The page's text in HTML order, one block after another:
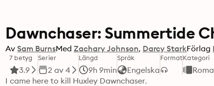
Dawnchaser: Summertide
Av Sam BurnsMed Zachary Johnson Darcy StarkFörlag
7 betyg
3.9
Serier
2 av 4
Längd
9h 9min
Språk
Engelska
FormatKategori
I came here to kill Huxley Dawnchaser.